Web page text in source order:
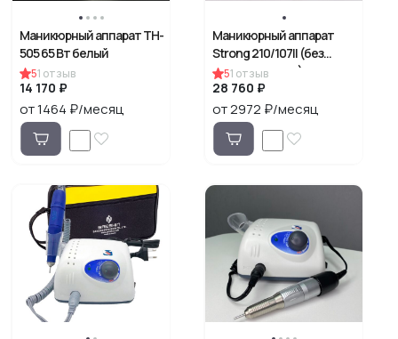
Маникюрный аппарат TH-
505 65 Вт белый
51 отзыв
14 170 ₽
от 1464 ₽/месяц
Маникюрный аппарат
Strong 210/107II (без
педали в сумке)
51 отзыв
28 760 ₽
от 2972 ₽/месяц